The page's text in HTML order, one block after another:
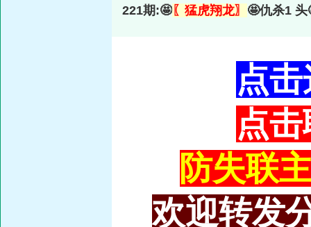
221期:🤩 〖猛虎翔龙〗 🤩仇杀1
点
点
防失联
欢迎转发